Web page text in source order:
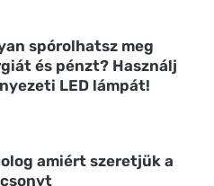
spórolhatsz meg
és pénzt? Használj
LED lámpát!
amiért szeretjük a